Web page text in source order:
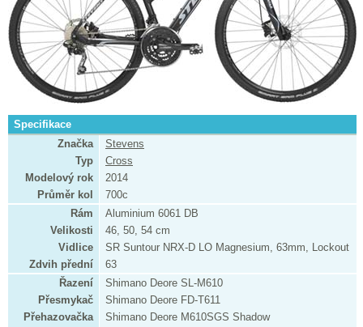
Specifikace
Značka
Stevens
Typ
Cross
Modelový rok
2014
Průměr kol
700c
Rám
Aluminium 6061 DB
Velikosti
46, 50, 54 cm
Vidlice
SR Suntour NRX-D LO Magnesium, 63mm, Lockout
Zdvih přední
63
Řazení
Shimano Deore SL-M610
Přesmykač
Shimano Deore FD-T611
Přehazovačka
Shimano Deore M610SGS Shadow